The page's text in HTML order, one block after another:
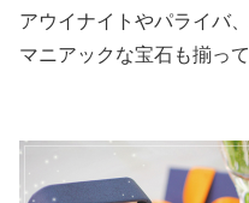
アウイナイトやパライバ
マニアックな宝石も揃って